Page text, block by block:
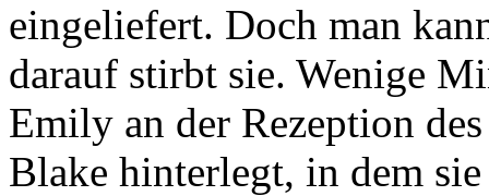
eingeliefert. Doch man
darauf stirbt sie. Wenige
Emily an der Rezeption
Blake hinterlegt, in dem